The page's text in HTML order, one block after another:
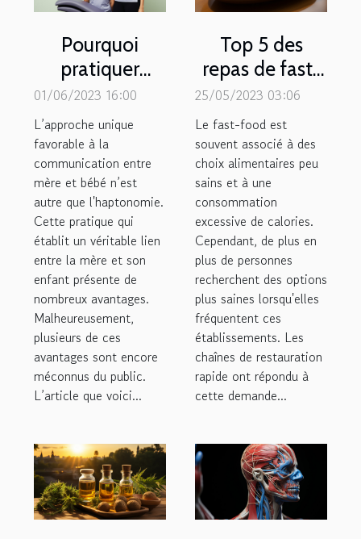
Pourquoi
pratiquer
l’haptonomie
pendant la
grossesse ?
01/06/2023 16:00
L’approche unique
favorable à la
communication entre
mère et bébé n’est
autre que l'haptonomie.
Cette pratique qui
établit un véritable lien
entre la mère et son
enfant présente de
nombreux avantages.
Malheureusement,
plusieurs de ces
avantages sont encore
méconnus du public.
L’article que voici...
Top 5 des
repas de fast-
foods sains les
plus
consommés
25/05/2023 03:06
Le fast-food est
souvent associé à des
choix alimentaires peu
sains et à une
consommation
excessive de calories.
Cependant, de plus en
plus de personnes
recherchent des options
plus saines lorsqu'elles
fréquentent ces
établissements. Les
chaînes de restauration
rapide ont répondu à
cette demande...